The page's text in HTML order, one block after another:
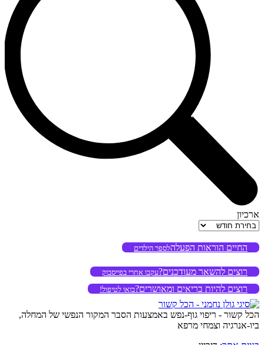
ארכיון
ארכיון
החיים הוראות הפעלהלספר הילדים
רוצים להשאר מעודכנים?עקבו אחרי בפייסבוק
רוצים להיות בריאים ומאושרים?בואו לטיפול!
הכל קשור - ריפוי גוף-נפש באמצעות הסבר המקור הנפשי של המחלה,
ביו-אנרגיה וצמחי מרפא